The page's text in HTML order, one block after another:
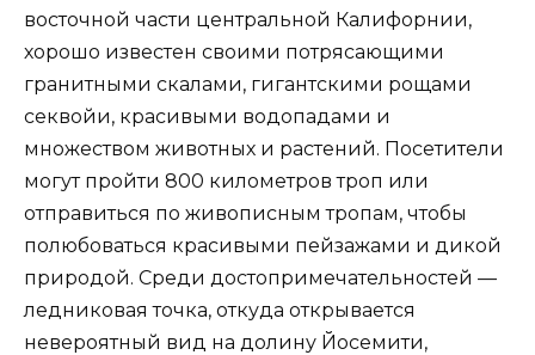
восточной части центральной Калифорнии,
хорошо известен своими потрясающими
гранитными скалами, гигантскими рощами
секвойи, красивыми водопадами и
множеством животных и растений. Посетители
могут пройти 800 километров троп или
отправиться по живописным тропам, чтобы
полюбоваться красивыми пейзажами и дикой
природой. Среди достопримечательностей —
ледниковая точка, откуда открывается
невероятный вид на долину Йосемити,